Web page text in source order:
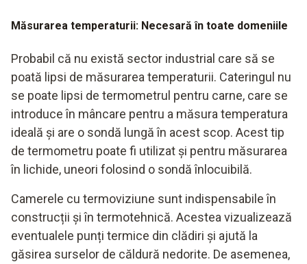
Măsurarea temperaturii: Necesară în toate domeniile
Probabil că nu există sector industrial care să se
poată lipsi de măsurarea temperaturii. Cateringul nu
se poate lipsi de termometrul pentru carne, care se
introduce în mâncare pentru a măsura temperatura
ideală și are o sondă lungă în acest scop. Acest tip
de termometru poate fi utilizat și pentru măsurarea
în lichide, uneori folosind o sondă înlocuibilă.
Camerele cu termoviziune sunt indispensabile în
construcții și în termotehnică. Acestea vizualizează
eventualele punți termice din clădiri și ajută la
găsirea surselor de căldură nedorite. De asemenea,